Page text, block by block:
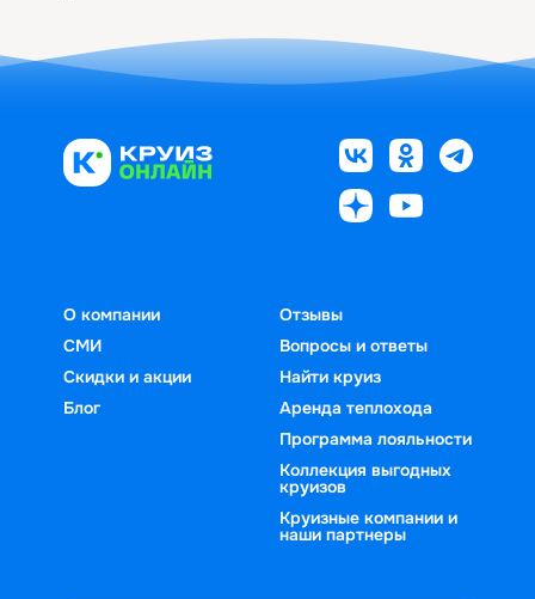
О компании
СМИ
Скидки и акции
Блог
Отзывы
Вопросы и ответы
Найти круиз
Аренда теплохода
Программа лояльности
Коллекция выгодных
круизов
Круизные компании и
наши партнеры